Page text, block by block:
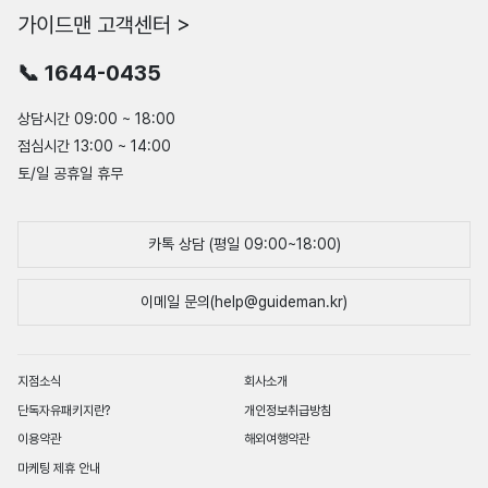
가이드맨 고객센터 >
📞 1644-0435
상담시간 09:00 ~ 18:00
점심시간 13:00 ~ 14:00
토/일 공휴일 휴무
카톡 상담 (평일 09:00~18:00)
이메일 문의(help@guideman.kr)
지점소식
회사소개
단독자유패키지란?
개인정보취급방침
이용약관
해외여행약관
마케팅 제휴 안내